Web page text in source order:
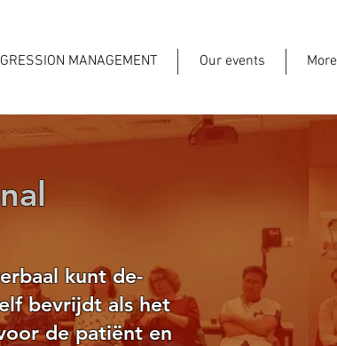
MANAGEMENT Our events More
kunt de-
bevrijdt als het
de patiënt en